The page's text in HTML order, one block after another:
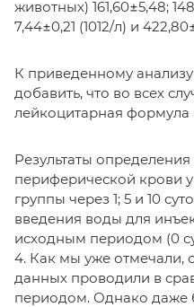
животных) 161,60±5,48;
7,44±0,21 (1012/л) и
К приведенному
добавить, что во всех
лейкоцитарная формула
Результаты определения
периферической крови
группы через 1; 5 и 10
введения воды для
исходным периодом (0
4. Как мы уже отмечали,
данных проводили в
периодом. Однако даже